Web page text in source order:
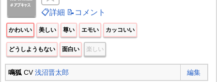
📋詳細 📝コメント
かわいい 美しい 尊い エモい カッコいい
どうしようもない 面白い 楽しい
鳴狐CV浅沼晋太郎 編集